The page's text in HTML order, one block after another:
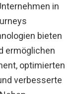
in
bieten
ermöglichen
optimierten
verbesserte